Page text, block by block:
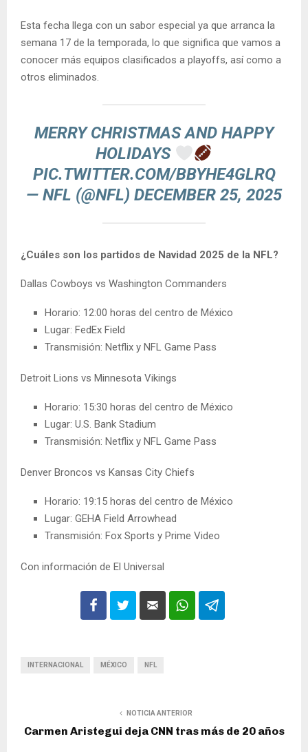
Esta fecha llega con un sabor especial ya que arranca la
semana 17 de la temporada, lo que significa que vamos a
conocer más equipos clasificados a playoffs, así como a
otros eliminados.
MERRY CHRISTMAS AND HAPPY
HOLIDAYS
PIC.TWITTER.COM/BBYHE4GLRQ
— NFL (@NFL) DECEMBER 25, 2025
¿Cuáles son los partidos de Navidad 2025 de la NFL?
Dallas Cowboys vs Washington Commanders
Horario: 12:00 horas del centro de México
Lugar: FedEx Field
Transmisión: Netflix y NFL Game Pass
Detroit Lions vs Minnesota Vikings
Horario: 15:30 horas del centro de México
Lugar: U.S. Bank Stadium
Transmisión: Netflix y NFL Game Pass
Denver Broncos vs Kansas City Chiefs
Horario: 19:15 horas del centro de México
Lugar: GEHA Field Arrowhead
Transmisión: Fox Sports y Prime Video
Con información de El Universal
INTERNACIONAL MÉXICO NFL
NOTICIA ANTERIOR
Carmen Aristegui deja CNN tras más de 20 años